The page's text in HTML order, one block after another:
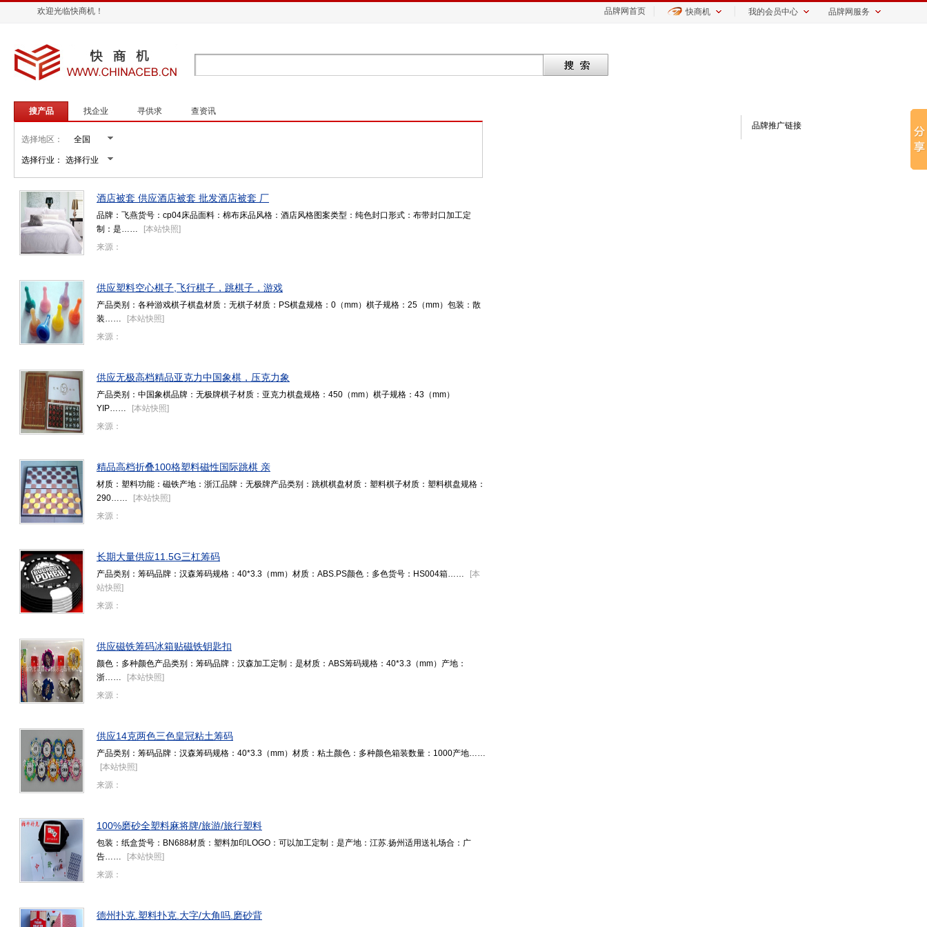
欢迎光临快商机！ 品牌网首页 快商机 我的会员中心 品牌网服务
搜产品 找企业 寻供求 查资讯
选择地区：
选择行业：
酒店被套 供应酒店被套 批发酒店被套 厂
品牌：飞燕货号：cp04床品面料：棉布床品风格：酒店风格图案类型：纯色封口形式：布带封口加工定
制：是……
[本站快照]
来源：
供应塑料空心棋子,飞行棋子，跳棋子，游戏
产品类别：各种游戏棋子棋盘材质：无棋子材质：PS棋盘规格：0（mm）棋子规格：25（mm）包装：散
装……
[本站快照]
来源：
供应无极高档精品亚克力中国象棋，压克力象
产品类别：中国象棋品牌：无极牌棋子材质：亚克力棋盘规格：450（mm）棋子规格：43（mm）
YIP……
[本站快照]
来源：
精品高档折叠100格塑料磁性国际跳棋 亲
材质：塑料功能：磁铁产地：浙江品牌：无极牌产品类别：跳棋棋盘材质：塑料棋子材质：塑料棋盘规格：
290……
[本站快照]
来源：
长期大量供应11.5G三杠筹码
产品类别：筹码品牌：汉森筹码规格：40*3.3（mm）材质：ABS.PS颜色：多色货号：HS004箱…… [本
站快照]
来源：
供应磁铁筹码冰箱贴磁铁钥匙扣
颜色：多种颜色产品类别：筹码品牌：汉森加工定制：是材质：ABS筹码规格：40*3.3（mm）产地：
浙……
[本站快照]
来源：
供应14克两色三色皇冠粘土筹码
产品类别：筹码品牌：汉森筹码规格：40*3.3（mm）材质：粘土颜色：多种颜色箱装数量：1000产地……
[本站快照]
来源：
100%磨砂全塑料麻将牌/旅游/旅行塑料
包装：纸盒货号：BN688材质：塑料加印LOGO：可以加工定制：是产地：江苏.扬州适用送礼场合：广
告……
[本站快照]
来源：
德州扑克.塑料扑克.大字/大角吗.磨砂背
品牌推广链接